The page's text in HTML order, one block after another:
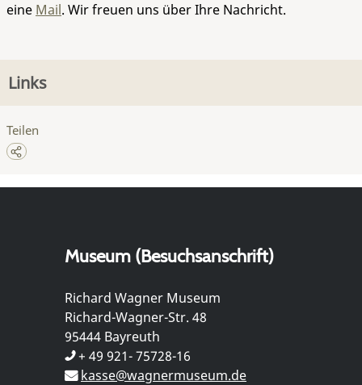
eine Mail. Wir freuen uns über Ihre Nachricht.
Links
Teilen
Museum (Besuchsanschrift)
Richard Wagner Museum
Richard-Wagner-Str. 48
95444 Bayreuth
+ 49 921- 75728-16
kasse@wagnermuseum.de